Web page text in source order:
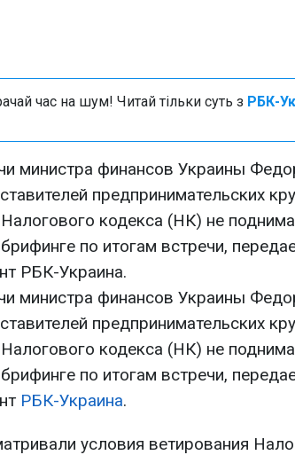
час на шум! Читай тільки суть з РБК-
министра финансов Украины
предпринимательских
кодекса (НК) не
по итогам встречи,
РБК-Украина.
министра финансов Украины
предпринимательских
кодекса (НК) не
по итогам встречи,
РБК-Украина.
условия ветирования